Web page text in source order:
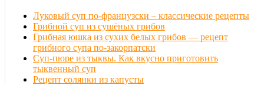
Луковый суп по-французски – классические рецепты
Грибной суп из сушёных грибов
Грибная юшка из сухих белых грибов — рецепт
грибного супа по-закорпатски
Суп-пюре из тыквы. Как вкусно приготовить
тыквенный суп
Рецепт солянки из капусты